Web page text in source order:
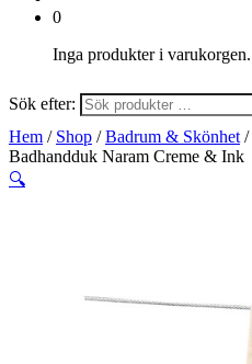
0
Inga produkter i varukorgen.
Sök efter:
Hem / Shop /Badrum & Skönhet /
Badhandduk Naram Creme & Ink
🔍